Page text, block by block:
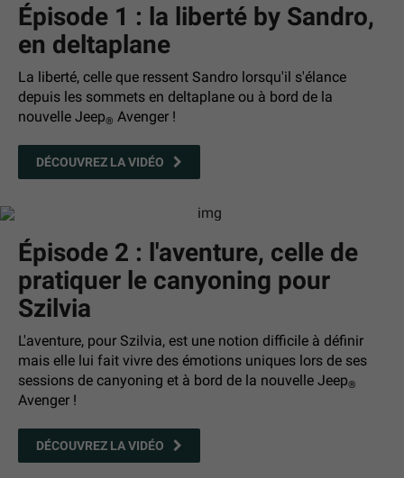
Épisode 1 : la liberté by Sandro,
en deltaplane
La liberté, celle que ressent Sandro lorsqu'il s'élance
depuis les sommets en deltaplane ou à bord de la
nouvelle Jeep® Avenger !
DÉCOUVREZ LA VIDÉO
Épisode 2 : l'aventure, celle de
pratiquer le canyoning pour
Szilvia
L'aventure, pour Szilvia, est une notion difficile à définir
mais elle lui fait vivre des émotions uniques lors de ses
sessions de canyoning et à bord de la nouvelle Jeep®
Avenger !
DÉCOUVREZ LA VIDÉO